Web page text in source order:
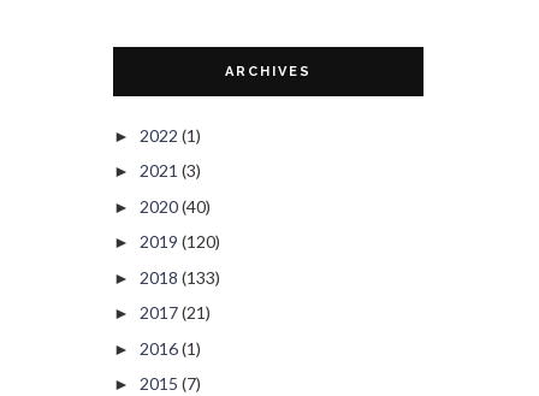
ARCHIVES
► 2022 (1)
► 2021 (3)
► 2020(40)
► 2019 (120)
► 2018 (133)
► 2017(21)
► 2016(1)
► 2015 (7)